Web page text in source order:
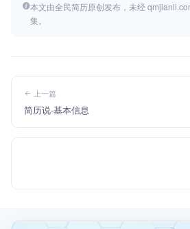
本文由全民简历原创发布，未经
集。
上一篇
简历说-基本信息